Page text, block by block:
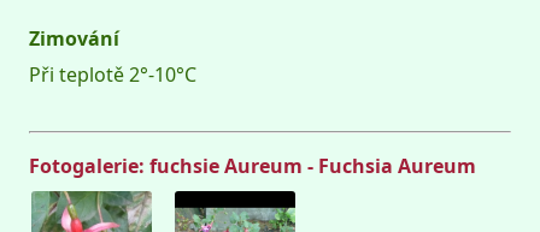
Zimování
Při teplotě 2°-10°C
Fotogalerie: fuchsie Aureum - Fuchsia Aureum